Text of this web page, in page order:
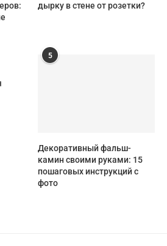
дырку в стене от розетки?
5
Декоративный фальш-
камин своими руками: 15
пошаговых инструкций с
фото